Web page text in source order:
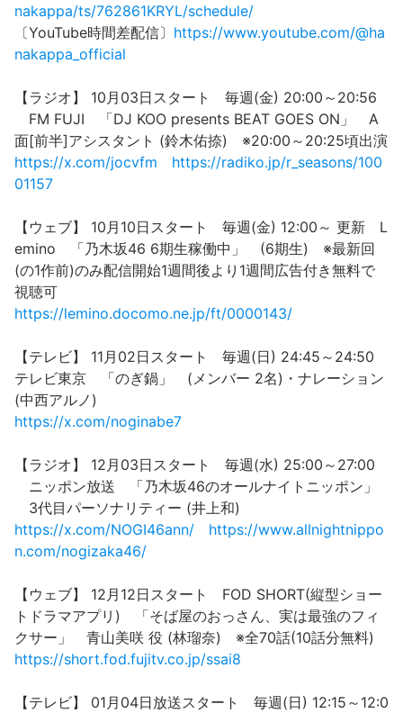
nakappa/ts/762861KRYL/schedule/
〔YouTube時間差配信〕 https://www.youtube.com/@ha
nakappa_official
【ラジオ】 10月03日スタート 毎週(金) 20:00～20:56
FM FUJI 「DJ KOO presents BEAT GOES ON」 A
面[前半]アシスタント (鈴木佑捺) ※20:00～20:25頃出演
https://x.com/jocvfm
https://radiko.jp/r_seasons/100
01157
【ウェブ】 10月10日スタート 毎週(金) 12:00～ 更新 L
emino 「乃木坂46 6期生稼働中」 (6期生) ※最新回
(の1作前)のみ配信開始1週間後より1週間広告付き無料で
視聴可
https://lemino.docomo.ne.jp/ft/0000143/
【テレビ】 11月02日スタート 毎週(日) 24:45～24:50
テレビ東京 「のぎ鍋」 (メンバー 2名)・ナレーション
(中西アルノ)
https://x.com/noginabe7
【ラジオ】 12月03日スタート 毎週(水) 25:00～27:00
ニッポン放送 「乃木坂46のオールナイトニッポン」
3代目パーソナリティー (井上和)
https://x.com/NOGI46ann/
https://www.allnightnippo
n.com/nogizaka46/
【ウェブ】 12月12日スタート FOD SHORT(縦型ショー
トドラマアプリ) 「そば屋のおっさん、実は最強のフィ
クサー」 青山美咲 役 (林瑠奈) ※全70話(10話分無料)
https://short.fod.fujitv.co.jp/ssai8
【テレビ】 01月04日放送スタート 毎週(日) 12:15～12:0